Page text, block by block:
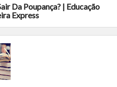
Da Poupança? | Educação
Express